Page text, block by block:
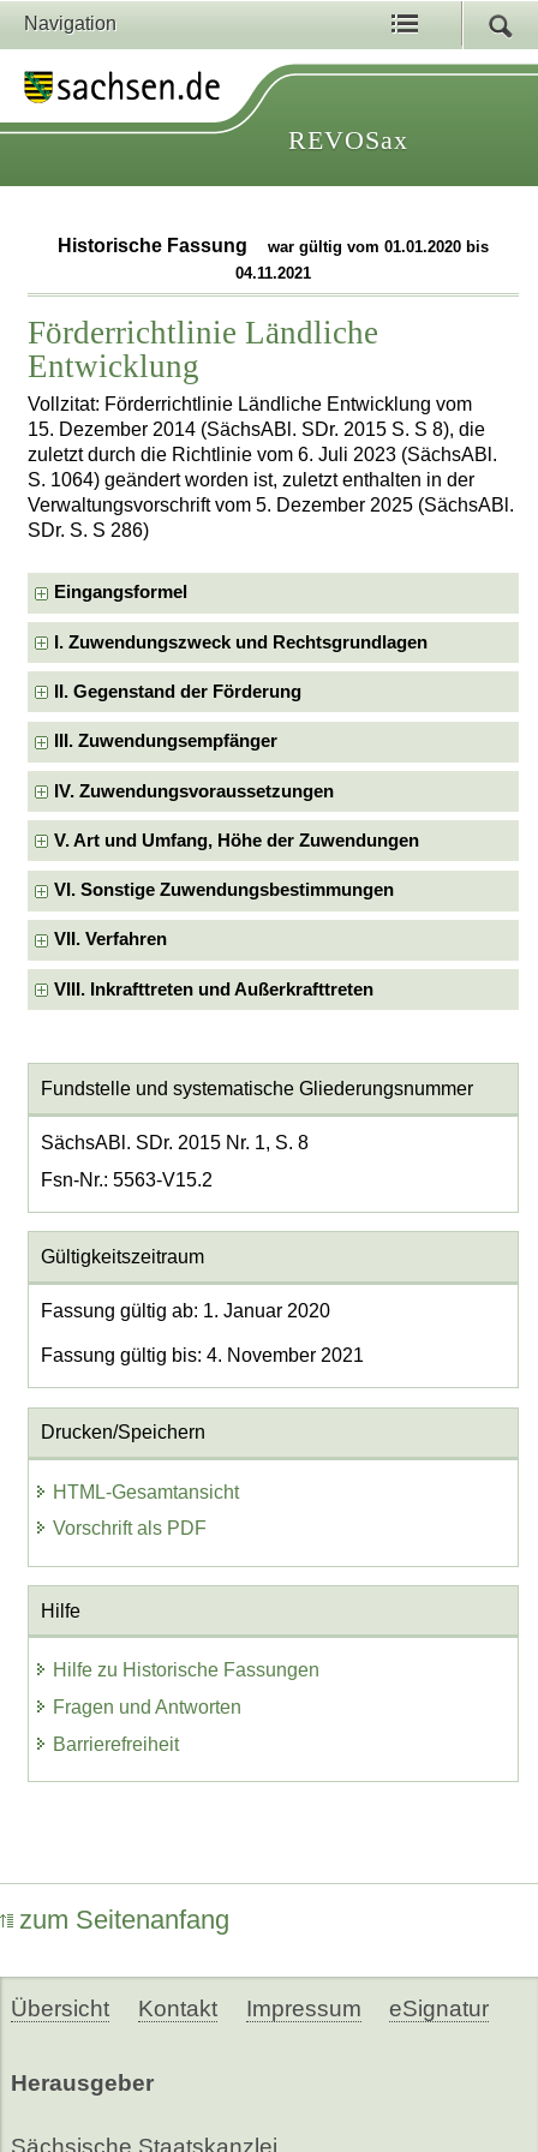
Navigation
REVOSax
Historische Fassung
war gültig vom 01.01.2020 bis
04.11.2021
Förderrichtlinie Ländliche
Entwicklung
Vollzitat: Förderrichtlinie Ländliche Entwicklung vom
15. Dezember 2014 (SächsABl. SDr. 2015 S. S 8), die
zuletzt durch die Richtlinie vom 6. Juli 2023 (SächsABl.
S. 1064) geändert worden ist, zuletzt enthalten in der
Verwaltungsvorschrift vom 5. Dezember 2025 (SächsABl.
SDr. S. S 286)
Eingangsformel
I. Zuwendungszweck und Rechtsgrundlagen
II. Gegenstand der Förderung
III. Zuwendungsempfänger
IV. Zuwendungsvoraussetzungen
V. Art und Umfang, Höhe der Zuwendungen
VI. Sonstige Zuwendungsbestimmungen
VII. Verfahren
VIII. Inkrafttreten und Außerkrafttreten
Fundstelle und systematische Gliederungsnummer
SächsABl. SDr. 2015 Nr. 1, S. 8
Fsn-Nr.: 5563-V15.2
Gültigkeitszeitraum
Fassung gültig ab: 1. Januar 2020
Fassung gültig bis: 4. November 2021
Drucken/Speichern
HTML-Gesamtansicht
Vorschrift als PDF
Hilfe
Hilfe zu Historische Fassungen
Fragen und Antworten
Barrierefreiheit
zum Seitenanfang
Übersicht Kontakt Impressum eSignatur
Herausgeber
Sächsische Staatskanzlei